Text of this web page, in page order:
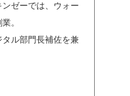
ゼーでは、ウォー
。
ル部門長補佐を兼